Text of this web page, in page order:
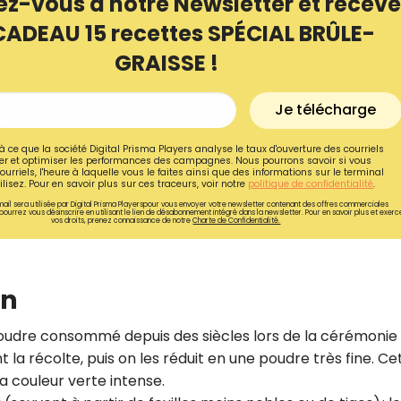
15 recettes SPÉCIAL BRÛLE-
GRAISSE !
Je télécharge
ce que la société Digital Prisma Players analyse le taux d'ouverture des courriels
et optimiser les performances des campagnes. Nous pourrons savoir si vous
l'heure à laquelle vous le faites ainsi que des informations sur le terminal
Pour en savoir plus sur ces traceurs, voir notre politique de confidentialité.
sera utilisée par Digital Prisma Playerspour vous envoyer votre newsletter contenant des offres commerciales
vous désinscrire en utilisant le lien de désabonnement intégré dans la newsletter. Pour en savoir plus et
vos droits, prenez connaissance de notreCharte de Confidentialité.
consommé depuis des siècles lors de la cérémonie
la récolte, puis on les réduit en une poudre très fine.
couleur verte intense.
recettes inédites de
!
Ainsi que la newsletter